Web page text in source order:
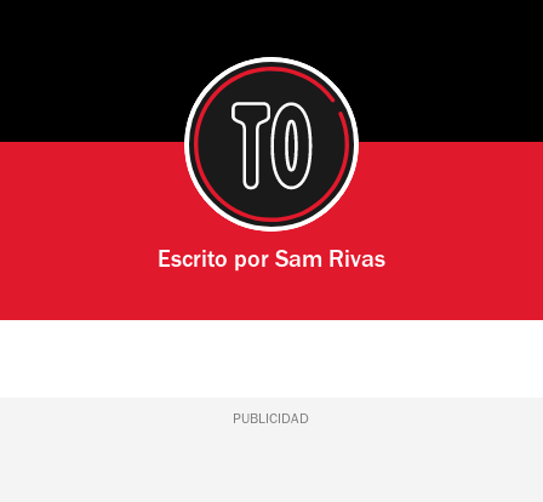
Escrito por Sam Rivas
PUBLICIDAD